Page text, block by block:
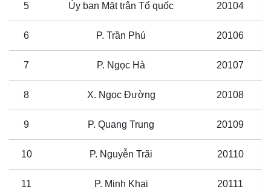
5 Ủy ban Mặt trận Tổ quốc 20104
6 P. Trần Phú 20106
7 P. Ngọc Hà 20107
8 X. Ngọc Đường 20108
9 P. Quang Trung 20109
10 P. Nguyễn Trãi 20110
11 P. Minh Khai 20111